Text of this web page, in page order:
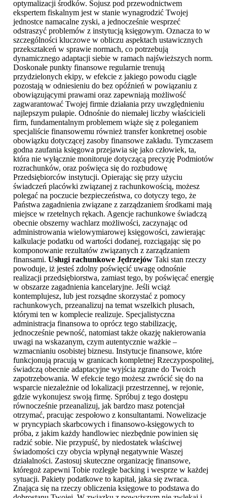
optymalizacji środków. Sojusz pod przewodnictwem
ekspertem fiskalnym jest w stanie wynagrodzić Twojej
jednostce namacalne zyski, a jednocześnie wesprzeć
odstraszyć problemów z instytucją księgowym. Oznacza to w
szczególności kluczowe w obliczu aspektach ustawicznych
przekształceń w sprawie normach, co potrzebują
dynamicznego adaptacji siebie w ramach najświeższych norm.
Doskonałe punkty finansowe regularnie trenują
przydzielonych ekipy, w efekcie z jakiego powodu ciągle
pozostają w odniesieniu do bez opóźnień w powiązaniu z
obowiązującymi prawami oraz zapewniają możliwość
zagwarantować Twojej firmie działania przy uwzględnieniu
najlepszym pułapie. Odnośnie do niemałej liczby właścicieli
firm, fundamentalnym problemem wiąże się z poleganiem
specjaliście finansowemu również transfer konkretnej osobie
obowiązku dotyczącej zasoby finansowe zakładu. Tymczasem
godna zaufania księgowa przejawia się jako człowiek, ta,
która nie wyłącznie monitoruje dotyczącą precyzję Podmiotów
rozrachunków, oraz poświęca się do rozbudowę
Przedsiębiorców instytucji. Opierając się przy użyciu
świadczeń placówki związanej z rachunkowością, możesz
polegać na poczucie bezpieczeństwa, co dotyczy tego, że
Państwa zagadnienia związane z zarządzaniem środkami mają
miejsce w rzetelnych rękach. Agencje rachunkowe świadczą
obecnie obszerny wachlarz możliwości, zaczynając od
administrowania wielowymiarowej księgowości, zawierając
kalkulacje podatku od wartości dodanej, rozciągając się po
komponowanie rezultatów związanych z zarządzaniem
finansami. Usługi rachunkowe Jędrzejów Taki stan rzeczy
powoduje, iż jesteś zdolny poświęcić uwagę odnośnie
realizacji przedsiębiorstwa, zamiast tego, by poświęcać energię
w obszarze zagadnienia kancelaryjne. Jeśli wciąż
kontemplujesz, lub jest rozsądne skorzystać z pomocy
rachunkowych, przeanalizuj na temat wszelkich plusach,
którymi ten w komplecie realizuje. Specjalistyczna
administracja finansowa to oprócz tego stabilizację,
jednocześnie pewność, natomiast także okazję nakierowania
uwagi na wskazanym, czym autentycznie ważkie –
wzmacnianiu osobistej biznesu. Instytucje finansowe, które
funkcjonują pracują w granicach kompletnej Rzeczypospolitej,
świadczą obecnie adaptacyjne wyjścia zgrane do Twoich
zapotrzebowania. W efekcie tego możesz zwrócić się do na
wsparcie niezależnie od lokalizacji przestrzennej, w rejonie,
gdzie wykonujesz swoją firmę. Spróbuj z tego dostępu
równocześnie przeanalizuj, jak bardzo masz potencjał
otrzymać, pracując zespołowo z konsultantami. Nowelizacje
w pryncypiach skarbcowych i finansowo-księgowych to
próba, z jakim każdy handlowiec niezbędnie powinien się
radzić sobie. Nie przypuść, by niedostatek właściwej
świadomości czy obycia wpłynął negatywnie Waszej
działalności. Zastosuj skuteczne organizację finansowe,
któregoż zapewni Tobie rozległe backing i wesprze w każdej
sytuacji. Pakiety podatkowe to kapitał, jaka się zwraca.
Znająca się na rzeczy obliczenia księgowe to podstawa do